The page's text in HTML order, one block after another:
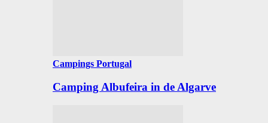
Campings Portugal
Camping Albufeira in de Algarve